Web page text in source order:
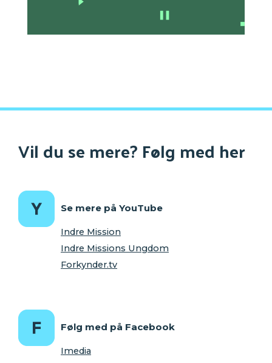
Vil du se mere? Følg med her
Se mere på YouTube
Indre Mission
Indre Missions Ungdom
Forkynder.tv
Følg med på Facebook
Imedia